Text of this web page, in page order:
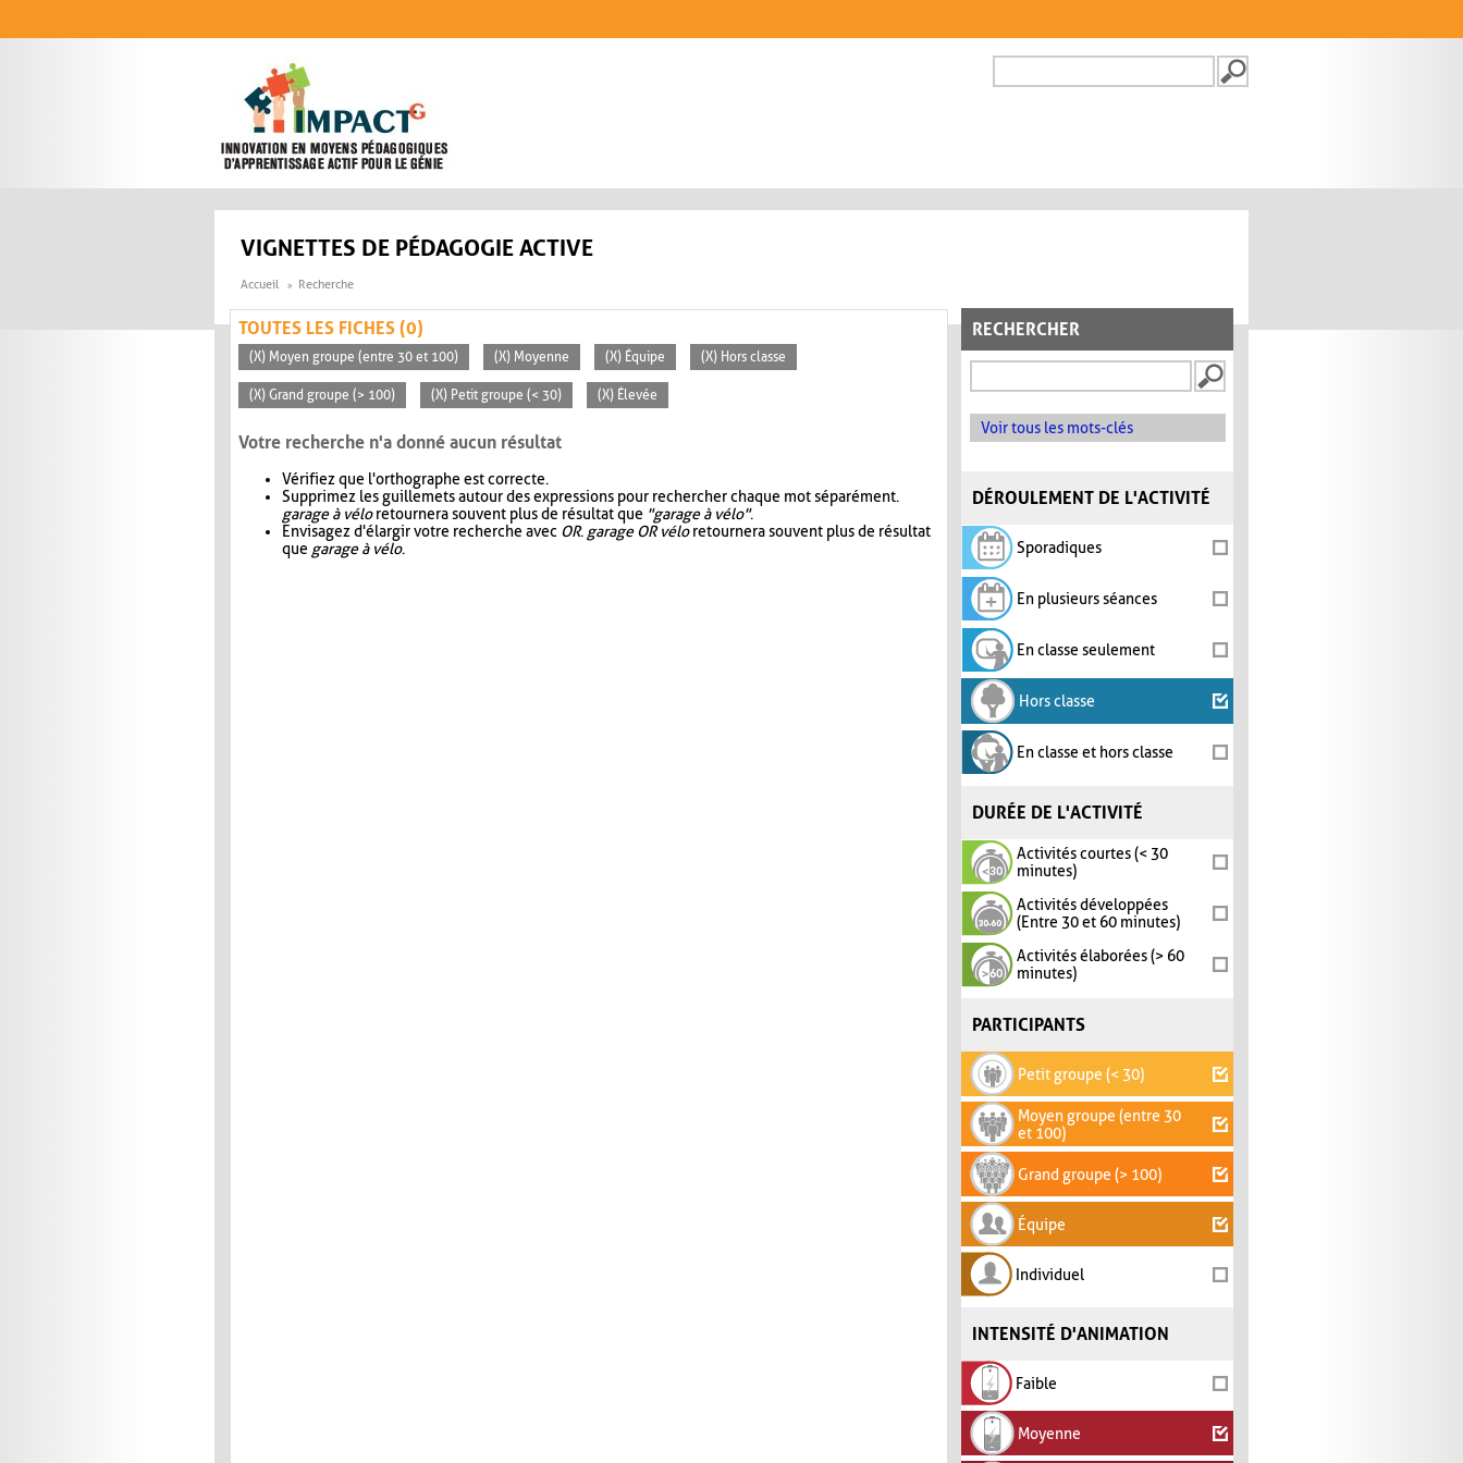
FORMULAIRE DE
VIGNETTES DE PÉDAGOGIE ACTIVE
Accueil Recherche
RECHERCHER
Voir tous les mots-clés
DÉROULEMENT DE L'ACTIVITÉ
Sporadiques
En plusieurs séances
En classe seulement
Hors classe
En classe et hors classe
DURÉE DE L'ACTIVITÉ
Activités courtes (< 30
minutes)
Activités développées
(Entre 30 et 60 minutes)
Activités élaborées (> 60
minutes)
PARTICIPANTS
Petit groupe (< 30)
Moyen groupe (entre 30
et 100)
Grand groupe (> 100)
Équipe
Individuel
INTENSITÉ D'ANIMATION
Faible
Moyenne
TOUTES LES FICHES (0)
(X) Moyen groupe (entre 30 et 100) (X) Moyenne (X) Équipe (X) Hors classe
(X) Grand groupe (> 100) (X) Petit groupe (< 30) (X) Élevée
Votre recherche n'a donné aucun résultat
Vérifiez que l'orthographe est correcte.
Supprimez les guillemets autour des expressions pour rechercher chaque mot séparément.
garage à véloretournera souvent plus de résultat que "garage à vélo".
Envisagez d'élargir votre recherche avec OR. garage OR véloretournera souvent plus de résultat
que garage à vélo.